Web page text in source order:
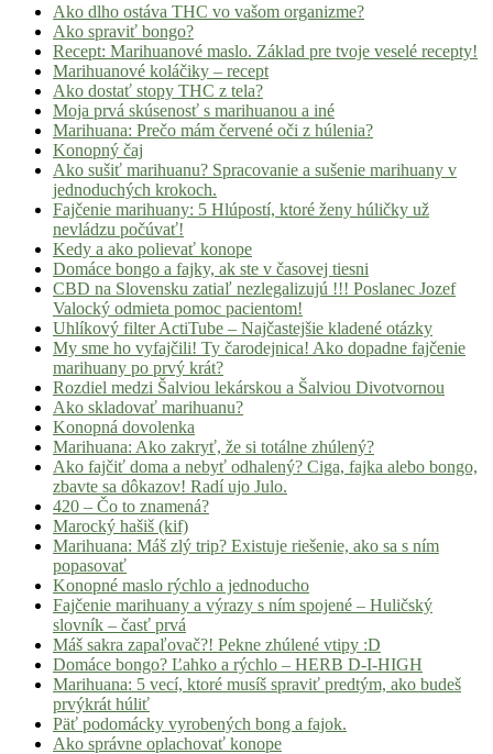
Ako dlho ostáva THC vo vašom organizme?
Ako spraviť bongo?
Recept: Marihuanové maslo. Základ pre tvoje veselé recepty!
Marihuanové koláčiky – recept
Ako dostať stopy THC z tela?
Moja prvá skúsenosť s marihuanou a iné
Marihuana: Prečo mám červené oči z húlenia?
Konopný čaj
Ako sušiť marihuanu? Spracovanie a sušenie marihuany v
jednoduchých krokoch.
Fajčenie marihuany: 5 Hlúpostí, ktoré ženy húličky už
nevládzu počúvať!
Kedy a ako polievať konope
Domáce bongo a fajky, ak ste v časovej tiesni
CBD na Slovensku zatiaľ nezlegalizujú !!! Poslanec Jozef
Valocký odmieta pomoc pacientom!
Uhlíkový filter ActiTube – Najčastejšie kladené otázky
My sme ho vyfajčili! Ty čarodejnica! Ako dopadne fajčenie
marihuany po prvý krát?
Rozdiel medzi Šalviou lekárskou a Šalviou Divotvornou
Ako skladovať marihuanu?
Konopná dovolenka
Marihuana: Ako zakryť, že si totálne zhúlený?
Ako fajčiť doma a nebyť odhalený? Ciga, fajka alebo bongo,
zbavte sa dôkazov! Radí ujo Julo.
420 – Čo to znamená?
Marocký hašiš (kif)
Marihuana: Máš zlý trip? Existuje riešenie, ako sa s ním
popasovať
Konopné maslo rýchlo a jednoducho
Fajčenie marihuany a výrazy s ním spojené – Huličský
slovník – časť prvá
Máš sakra zapaľovač?! Pekne zhúlené vtipy :D
Domáce bongo? Ľahko a rýchlo – HERB D-I-HIGH
Marihuana: 5 vecí, ktoré musíš spraviť predtým, ako budeš
prvýkrát húliť
Päť podomácky vyrobených bong a fajok.
Ako správne oplachovať konope